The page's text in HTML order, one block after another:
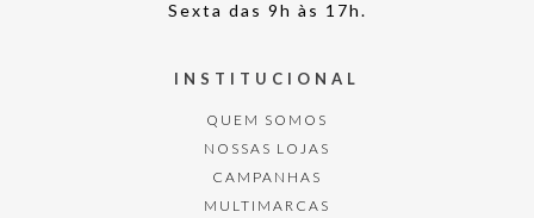
Sexta das 9h às 17h.
INSTITUCIONAL
QUEM SOMOS
NOSSAS LOJAS
CAMPANHAS
MULTIMARCAS